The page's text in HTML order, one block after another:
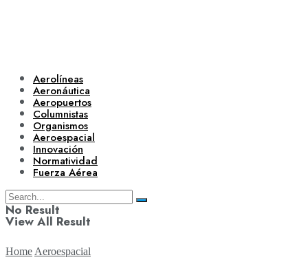
Aerolíneas
Aeronáutica
Aeropuertos
Columnistas
Organismos
Aeroespacial
Innovación
Normatividad
Fuerza Aérea
No Result
View All Result
Home Aeroespacial